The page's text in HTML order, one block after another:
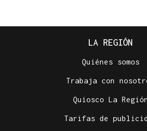
LA REGIÓN
Quiénes somos
Trabaja con
Quiosco La Región
Tarifas de